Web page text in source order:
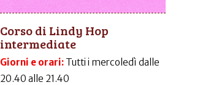
Corso di Lindy Hop
intermediate
Giorni e orari: Tutti i mercoledì dalle
20.40 alle 21.40